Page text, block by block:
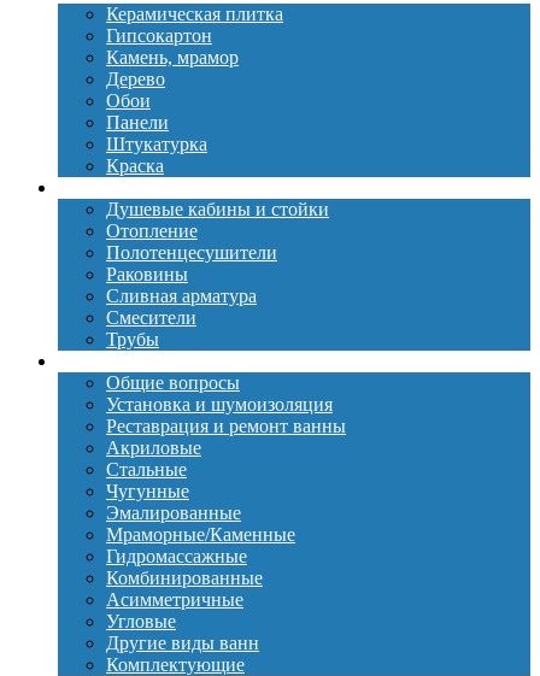
Керамическая плитка
Гипсокартон
Камень, мрамор
Дерево
Обои
Панели
Штукатурка
Краска
Душевые кабины и стойки
Отопление
Полотенцесушители
Раковины
Сливная арматура
Смесители
Трубы
Общие вопросы
Установка и шумоизоляция
Реставрация и ремонт ванны
Акриловые
Стальные
Чугунные
Эмалированные
Мраморные/Каменные
Гидромассажные
Комбинированные
Асимметричные
Угловые
Другие виды ванн
Комплектующие